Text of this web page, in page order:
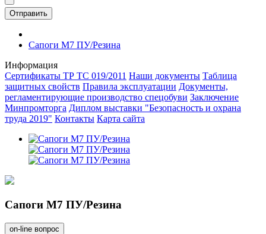
Отправить
Сапоги М7 ПУ/Резина
Информация
Сертификаты ТР ТС 019/2011 Наши документы Таблица
защитных свойств Правила эксплуатации Документы,
регламентирующие производство спецобуви Заключение
Минпромторга Диплом выставки "Безопасность и охрана
труда 2019" Контакты Карта сайта
Сапоги М7 ПУ/Резина
on-line вопрос